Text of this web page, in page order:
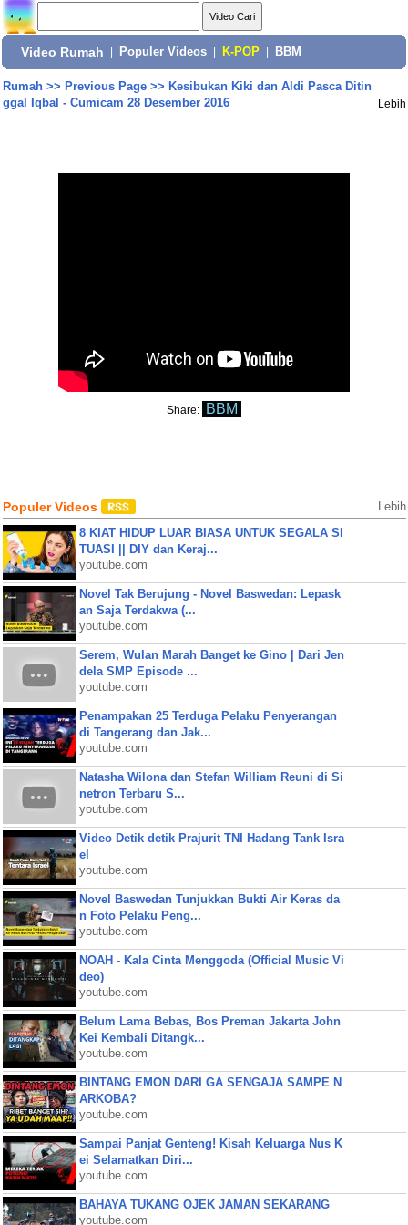
Video Rumah Populer Videos K-POP BBM
Rumah>> Previous Page>> Kesibukan Kiki dan Aldi Pasca Ditin
ggal Iqbal - Cumicam 28 Desember 2016
Lebih
Share: BBM
Populer Videos Lebih
8 KIAT HIDUP LUAR BIASA UNTUK SEGALA SI
TUASI || DIY dan Keraj...
youtube.com
Novel Tak Berujung - Novel Baswedan: Lepask
an Saja Terdakwa (...
youtube.com
Serem, Wulan Marah Banget ke Gino | Dari Jen
dela SMP Episode ...
youtube.com
Penampakan 25 Terduga Pelaku Penyerangan
di Tangerang dan Jak...
youtube.com
Natasha Wilona dan Stefan William Reuni di Si
netron Terbaru S...
youtube.com
Video Detik detik Prajurit TNI Hadang Tank Isra
el
youtube.com
Novel Baswedan Tunjukkan Bukti Air Keras da
n Foto Pelaku Peng...
youtube.com
NOAH - Kala Cinta Menggoda (Official Music Vi
deo)
youtube.com
Belum Lama Bebas, Bos Preman Jakarta John
Kei Kembali Ditangk...
youtube.com
BINTANG EMON DARI GA SENGAJA SAMPE N
ARKOBA?
youtube.com
Sampai Panjat Genteng! Kisah Keluarga Nus K
ei Selamatkan Diri...
youtube.com
BAHAYA TUKANG OJEK JAMAN SEKARANG
youtube.com